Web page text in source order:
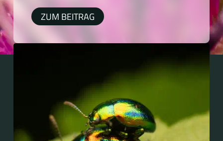
Graphocephala in Europa....
ZUM BEITRAG